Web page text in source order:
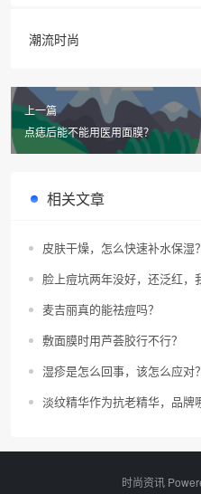
潮流时尚
上一篇
点痣后能不能用医用面膜？
相关文章
皮肤干燥，怎么快速补水保湿？
脸上痘坑两年没好，还泛红，
麦吉丽真的能祛痘吗？
敷面膜时用芦荟胶行不行？
湿疹是怎么回事，该怎么应对？
淡纹精华作为抗老精华，品牌
时尚资讯